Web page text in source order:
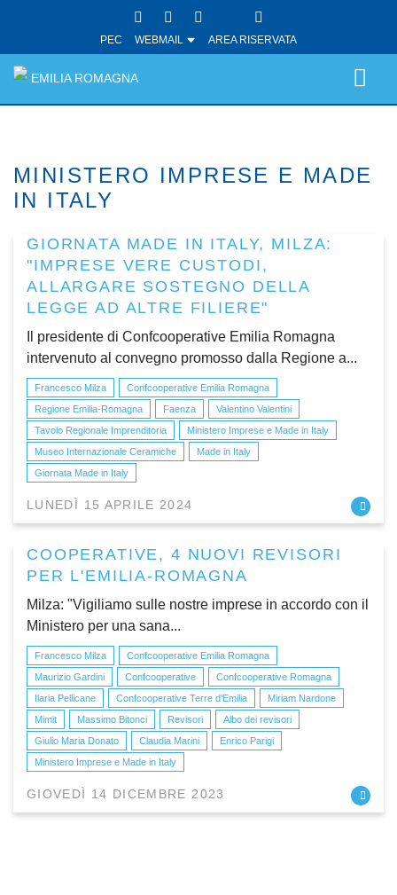
PEC WEBMAIL AREA RISERVATA
EMILIA ROMAGNA
MINISTERO IMPRESE E MADE
IN ITALY
GIORNATA MADE IN ITALY, MILZA:
"IMPRESE VERE CUSTODI,
ALLARGARE SOSTEGNO DELLA
LEGGE AD ALTRE FILIERE"
Il presidente di Confcooperative Emilia Romagna
intervenuto al convegno promosso dalla Regione a...
Francesco Milza
Confcooperative Emilia Romagna
Regione Emilia-Romagna
Faenza
Valentino Valentini
Tavolo Regionale Imprenditoria
Ministero Imprese e Made in Italy
Museo Internazionale Ceramiche
Made in Italy
Giornata Made in Italy
LUNEDÌ 15 APRILE 2024
COOPERATIVE, 4 NUOVI REVISORI
PER L'EMILIA-ROMAGNA
Milza: "Vigiliamo sulle nostre imprese in accordo con il
Ministero per una sana...
Francesco Milza
Confcooperative Emilia Romagna
Maurizio Gardini
Confcooperative
Confcooperative Romagna
Ilaria Pellicane
Confcooperative Terre d’Emilia
Miriam Nardone
Mimit
Massimo Bitonci Revisori
Albo dei revisori
Giulio Maria Donato
Claudia Marini
Enrico Parigi
Ministero Imprese e Made in Italy
GIOVEDÌ 14 DICEMBRE 2023